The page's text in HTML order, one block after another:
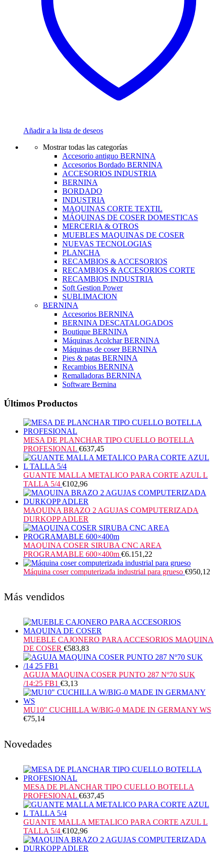
Añadir a la lista de deseos
Mostrar todas las categorías
Accesorio antiguo BERNINA
Accesorios Bordado BERNINA
ACCESORIOS INDUSTRIA
BERNINA
BORDADO
INDUSTRIA
MAQUINAS CORTE TEXTIL
MÁQUINAS DE COSER DOMESTICAS
MERCERIA & OTROS
MUEBLES MAQUINAS DE COSER
NUEVAS TECNOLOGIAS
PLANCHA
RECAMBIOS & ACCESORIOS
RECAMBIOS & ACCESORIOS CORTE
RECAMBIOS INDUSTRIA
Soft Gestion Power
SUBLIMACION
BERNINA
Accesorios BERNINA
BERNINA DESCATALOGADOS
Boutique BERNINA
Máquinas Acolchar BERNINA
Máquinas de coser BERNINA
Pies & patas BERNINA
Recambios BERNINA
Remalladoras BERNINA
Software Bernina
Últimos Productos
MESA DE PLANCHAR TIPO CUELLO BOTELLA
PROFESIONAL €637,45
GUANTE MALLA METALICO PARA CORTE AZUL L
TALLA 5/4 €102,96
MAQUINA BRAZO 2 AGUJAS COMPUTERIZADA
DURKOPP ADLER
MAQUINA COSER SIRUBA CNC AREA
PROGRAMABLE 600×400m €6.151,22
Máquina coser computerizada industrial para grueso €950,12
Más vendidos
MUEBLE CAJONERO PARA ACCESORIOS MAQUINA
DE COSER €583,83
AGUJA MAQUINA COSER PUNTO 287 Nº70 SUK
/14:25 FB1 €3,13
MU10" CUCHILLA W/BIG-0 MADE IN GERMANY WS
€75,14
Novedades
MESA DE PLANCHAR TIPO CUELLO BOTELLA
PROFESIONAL €637,45
GUANTE MALLA METALICO PARA CORTE AZUL L
TALLA 5/4 €102,96